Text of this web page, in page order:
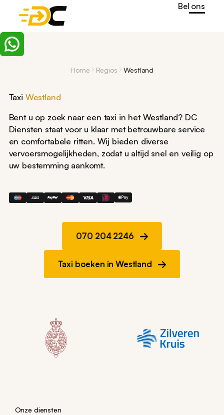
Bel ons
Home Regios Westland
Taxi Westland
Bent u op zoek naar een taxi in het Westland? DC
Diensten staat voor u klaar met betrouwbare service
en comfortabele ritten. Wij bieden diverse
vervoersmogelijkheden, zodat u altijd snel en veilig op
uw bestemming aankomt.
070 204 2246
Taxi boeken in Westland
Onze diensten